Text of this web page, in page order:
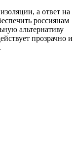
а ответ на
россиянам
альтернативу
прозрачно и